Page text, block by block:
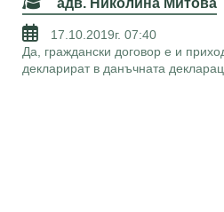
адв. Николина Митова
17.10.2019г. 07:40
Да, граждански договор е и
декларират в данъчната